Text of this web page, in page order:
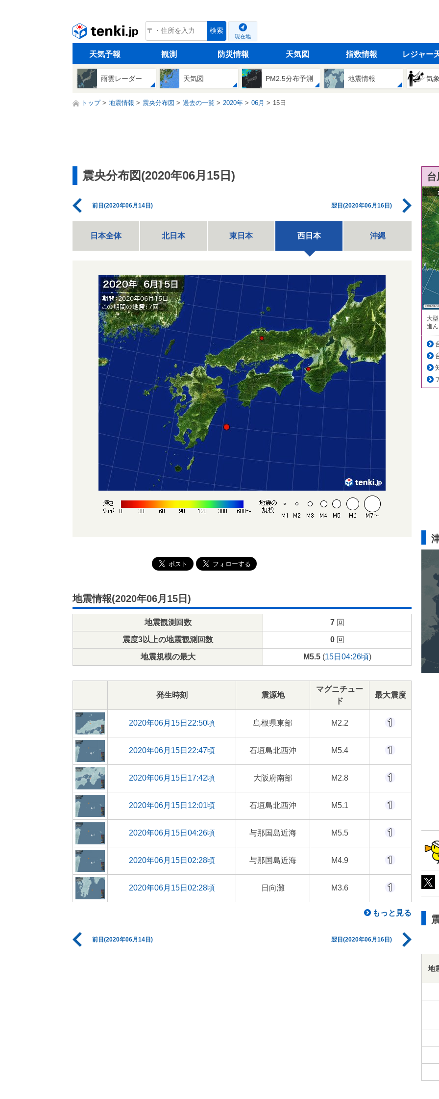
tenki.jp 検索
現在地
天気予報 観測 防災情報 天気図 指数情報 レジャー
雨雲レーダー 天気図 PM2.5分布予測 地震情報 気
トップ 地震情報 震央分布図 過去の一覧 2020年 06月 15日
震央分布図(2020年06月15日)
前日(2020年06月14日) 翌日(2020年06月16日)
日本全体 北日本 東日本 西日本 沖縄
地震情報(2020年06月15日)
地震観測回数 7回
震度3以上の地震観測回数 0回
地震規模の最大 M5.5(15日04:26頃)
発生時刻 震源地
マグニチュー
ド
最大震度
2020年06月15日22:50頃 島根県東部 M2.2
2020年06月15日22:47頃 石垣島北西沖 M5.4
2020年06月15日17:42頃 大阪府南部 M2.8
2020年06月15日12:01頃 石垣島北西沖 M5.1
2020年06月15日04:26頃 与那国島近海 M5.5
2020年06月15日02:28頃 与那国島近海 M4.9
2020年06月15日02:28頃 日向灘 M3.6
もっと見る
前日(2020年06月14日) 翌日(2020年06月16日)
大
進
地